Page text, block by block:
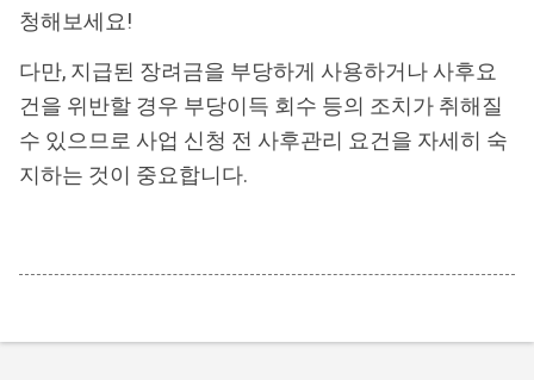
청해보세요!
다만, 지급된 장려금을 부당하게 사용하거나 사후요
건을 위반할 경우 부당이득 회수 등의 조치가 취해질
수 있으므로 사업 신청 전 사후관리 요건을 자세히 숙
지하는 것이 중요합니다.